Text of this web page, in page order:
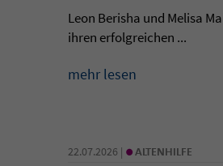
Leon Berisha und Melisa
ihren erfolgreichen ...
mehr lesen
22.07.2026 | • ALTENHILFE